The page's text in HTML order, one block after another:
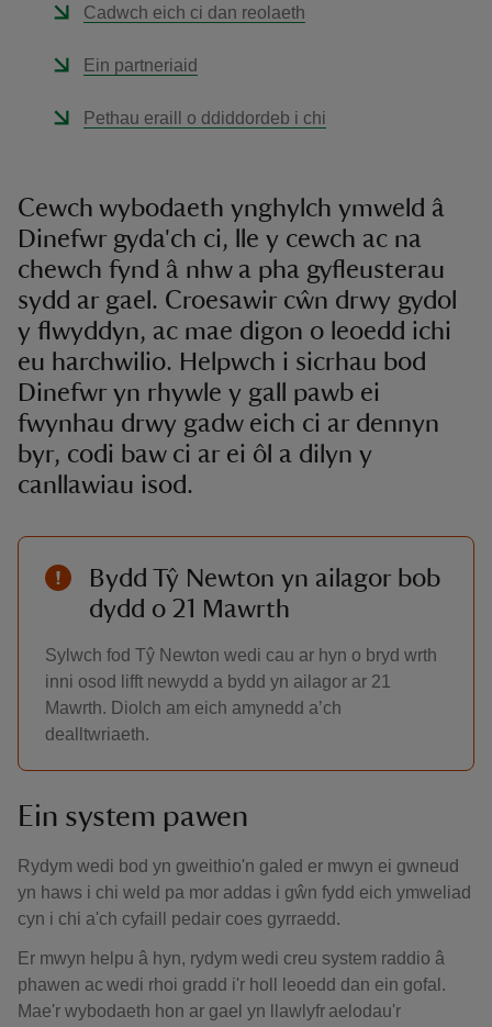
Cadwch eich ci dan reolaeth
Ein partneriaid
Pethau eraill o ddiddordeb i chi
Cewch wybodaeth ynghylch ymweld â
Dinefwr gyda'ch ci, lle y cewch ac na
chewch fynd â nhw a pha gyfleusterau
sydd ar gael. Croesawir cŵn drwy gydol
y flwyddyn, ac mae digon o leoedd ichi
eu harchwilio. Helpwch i sicrhau bod
Dinefwr yn rhywle y gall pawb ei
fwynhau drwy gadw eich ci ar dennyn
byr, codi baw ci ar ei ôl a dilyn y
canllawiau isod.
Bydd Tŷ Newton yn ailagor bob
dydd o 21 Mawrth
Sylwch fod Tŷ Newton wedi cau ar hyn o bryd wrth
inni osod lifft newydd a bydd yn ailagor ar 21
Mawrth. Diolch am eich amynedd a’ch
dealltwriaeth.
Ein system pawen
Rydym wedi bod yn gweithio'n galed er mwyn ei gwneud
yn haws i chi weld pa mor addas i gŵn fydd eich ymweliad
cyn i chi a'ch cyfaill pedair coes gyrraedd.
Er mwyn helpu â hyn, rydym wedi creu system raddio â
phawen ac wedi rhoi gradd i'r holl leoedd dan ein gofal.
Mae'r wybodaeth hon ar gael yn llawlyfr aelodau'r